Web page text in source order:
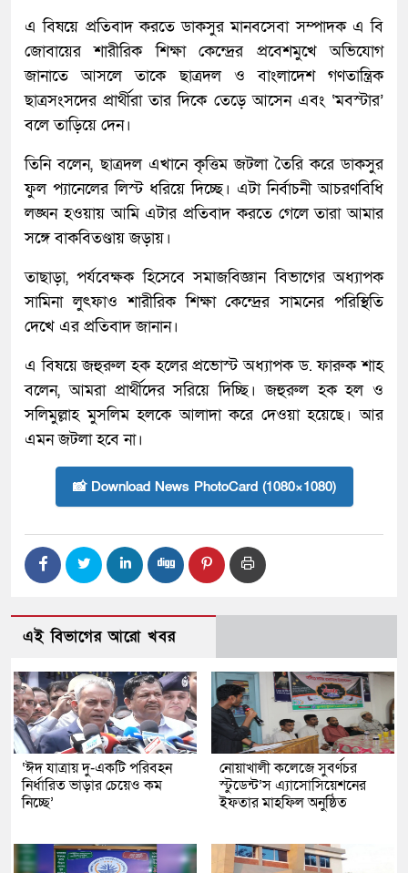
এ বিষয়ে প্রতিবাদ করতে ডাকসুর মানবসেবা সম্পাদক এ বি
জোবায়ের শারীরিক শিক্ষা কেন্দ্রের প্রবেশমুখে অভিযোগ
জানাতে আসলে তাকে ছাত্রদল ও বাংলাদেশ গণতান্ত্রিক
ছাত্রসংসদের প্রার্থীরা তার দিকে তেড়ে আসেন এবং ‘মবস্টার’
বলে তাড়িয়ে দেন।
তিনি বলেন, ছাত্রদল এখানে কৃত্তিম জটলা তৈরি করে ডাকসুর
ফুল প্যানেলের লিস্ট ধরিয়ে দিচ্ছে। এটা নির্বাচনী আচরণবিধি
লঙ্ঘন হওয়ায় আমি এটার প্রতিবাদ করতে গেলে তারা আমার
সঙ্গে বাকবিতণ্ডায় জড়ায়।
তাছাড়া, পর্যবেক্ষক হিসেবে সমাজবিজ্ঞান বিভাগের অধ্যাপক
সামিনা লুৎফাও শারীরিক শিক্ষা কেন্দ্রের সামনের পরিস্থিতি
দেখে এর প্রতিবাদ জানান।
এ বিষয়ে জহুরুল হক হলের প্রভোস্ট অধ্যাপক ড. ফারুক শাহ
বলেন, আমরা প্রার্থীদের সরিয়ে দিচ্ছি। জহুরুল হক হল ও
সলিমুল্লাহ মুসলিম হলকে আলাদা করে দেওয়া হয়েছে। আর
এমন জটলা হবে না।
📸 Download News PhotoCard (1080×1080)
এই বিভাগের আরো খবর
‘ঈদ যাত্রায় দু-একটি পরিবহন
নির্ধারিত ভাড়ার চেয়েও কম
নিচ্ছে’
নোয়াখালী কলেজে সুবর্ণচর
স্টুডেন্ট’স এ্যাসোসিয়েশনের
ইফতার মাহফিল অনুষ্ঠিত